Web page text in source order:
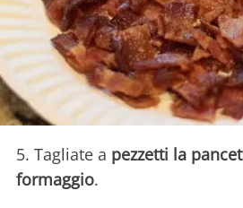
5. Tagliate a pezzetti la
formaggio.